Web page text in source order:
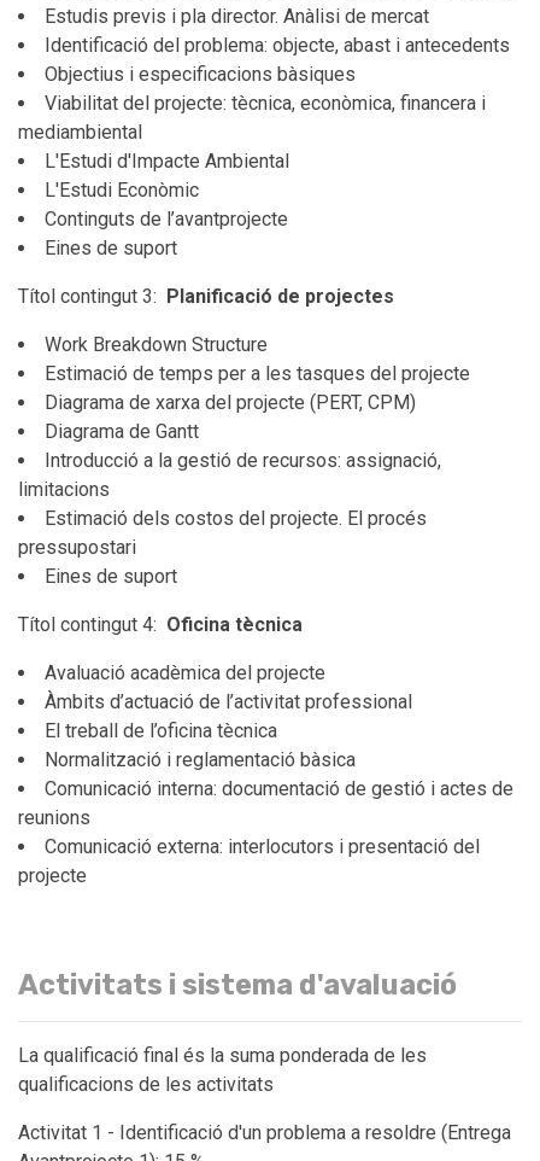
Estudis previs i pla director. Anàlisi de mercat
Identificació del problema: objecte, abast i antecedents
Objectius i especificacions bàsiques
Viabilitat del projecte: tècnica, econòmica, financera i
mediambiental
L'Estudi d'Impacte Ambiental
L'Estudi Econòmic
Continguts de l’avantprojecte
Eines de suport
Títol contingut 3: Planificació de projectes
Work Breakdown Structure
Estimació de temps per a les tasques del projecte
Diagrama de xarxa del projecte (PERT, CPM)
Diagrama de Gantt
Introducció a la gestió de recursos: assignació,
limitacions
Estimació dels costos del projecte. El procés
pressupostari
Eines de suport
Títol contingut 4: Oficina tècnica
Avaluació acadèmica del projecte
Àmbits d’actuació de l’activitat professional
El treball de l’oficina tècnica
Normalització i reglamentació bàsica
Comunicació interna: documentació de gestió i actes de
reunions
Comunicació externa: interlocutors i presentació del
projecte
Activitats i sistema d'avaluació
La qualificació final és la suma ponderada de les
qualificacions de les activitats
Activitat 1 - Identificació d'un problema a resoldre (Entrega